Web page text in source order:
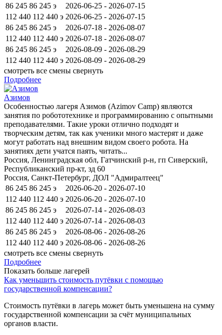
86 245 86 245 э
2026-06-25 - 2026-07-15
112 440 112 440 э 2026-06-25 - 2026-07-15
86 245 86 245 э
2026-07-18 - 2026-08-07
112 440 112 440 э 2026-07-18 - 2026-08-07
86 245 86 245 э
2026-08-09 - 2026-08-29
112 440 112 440 э 2026-08-09 - 2026-08-29
смотреть все смены свернуть
Подробнее
Азимов
Особенностью лагеря Азимов (Azimov Camp) являются
занятия по робототехнике и программированию с опытными
преподавателями. Такие уроки отлично подходят и
творческим детям, так как ученики много мастерят и даже
могут работать над внешним видом своего робота. На
занятиях дети учатся паять, читать...
Россия, Ленинградская обл, Гатчинский р-н, гп Сиверский,
Республиканский пр-кт, зд 60
Россия, Санкт-Петербург, ДОЛ "Адмиралтеец"
86 245 86 245 э
2026-06-20 - 2026-07-10
112 440 112 440 э 2026-06-20 - 2026-07-10
86 245 86 245 э
2026-07-14 - 2026-08-03
112 440 112 440 э 2026-07-14 - 2026-08-03
86 245 86 245 э
2026-08-06 - 2026-08-26
112 440 112 440 э 2026-08-06 - 2026-08-26
смотреть все смены свернуть
Подробнее
Показать больше лагерей
Как уменьшить стоимость путёвки с помощью
государственной компенсации?
Стоимость путёвки в лагерь может быть уменьшена на сумму
государственной компенсации за счёт муниципальных
органов власти.